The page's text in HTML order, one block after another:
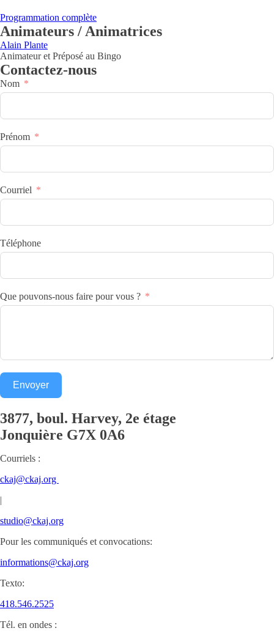
Programmation complète
Animateurs / Animatrices
Alain Plante
Animateur et Préposé au Bingo
Contactez-nous
Nom
Prénom
Courriel
Téléphone
Que pouvons-nous faire pour vous ?
Envoyer
3877, boul. Harvey, 2e étage
Jonquière G7X 0A6
Courriels :
ckaj@ckaj.org
|
studio@ckaj.org
Pour les communiqués et convocations:
informations@ckaj.org
Texto:
418.546.2525
Tél. en ondes :